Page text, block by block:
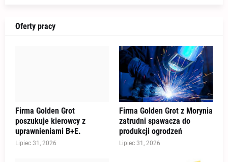
Oferty pracy
Firma Golden Grot
poszukuje kierowcy z
uprawnieniami B+E.
Lipiec 31, 2026
Firma Golden Grot z Morynia
zatrudni spawacza do
produkcji ogrodzeń
Lipiec 31, 2026